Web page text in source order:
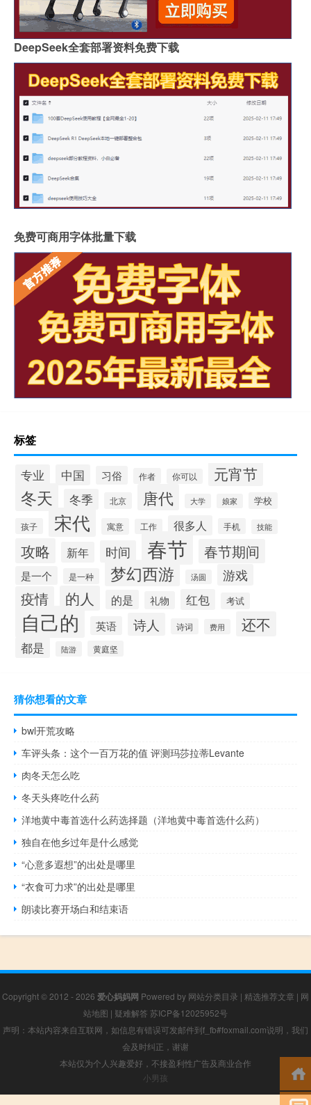
DeepSeek全套部署资料免费下载
免费可商用字体批量下载
标签
专业 中国 习俗 作者 你可以 元宵节
冬天 冬季 北京 唐代 大学 娘家 学校
孩子 宋代 寓意 工作 很多人 手机 技能
攻略 新年 时间 春节 春节期间
是一个 是一种 梦幻西游 汤圆 游戏
疫情 的人 的是 礼物 红包 考试
自己的 英语 诗人 诗词 费用 还不
都是 陆游 黄庭坚
猜你想看的文章
bwl开荒攻略
车评头条：这个一百万花的值 评测玛莎拉蒂Levante
肉冬天怎么吃
冬天头疼吃什么药
洋地黄中毒首选什么药选择题（洋地黄中毒首选什么药）
独自在他乡过年是什么感觉
“心意多遐想”的出处是哪里
“衣食可力求”的出处是哪里
朗读比赛开场白和结束语
Copyright © 2012 - 2026 爱心妈妈网 Powered by 网站分类目录 | 精选推荐文章 | 网
站地图 | 疑难解答 苏ICP备12025952号
声明：本站内容来自互联网，如信息有错误可发邮件到f_fb#foxmail.com说明，我们
会及时纠正，谢谢
本站仅为个人兴趣爱好，不接盈利性广告及商业合作
小男孩